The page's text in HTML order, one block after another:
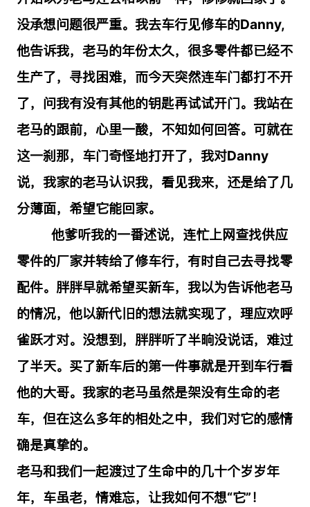
没承想问题很严重。我去车行见修车的Danny,
他告诉我，老马的年份太久，很多零件都已经不
生产了，寻找困难，而今天突然连车门都打不开
了，问我有没有其他的钥匙再试试开门。我站在
老马的跟前，心里一酸，不知如何回答。可就在
这一刹那，车门奇怪地打开了，我对Danny
说，我家的老马认识我，看见我来，还是给了几
分薄面，希望它能回家。
他爹听我的一番述说，连忙上网查找供应
零件的厂家并转给了修车行，有时自己去寻找零
配件。胖胖早就希望买新车，我以为告诉他老马
的情况，他以新代旧的想法就实现了，理应欢呼
雀跃才对。没想到，胖胖听了半晌没说话，难过
了半天。买了新车后的第一件事就是开到车行看
他的大哥。我家的老马虽然是架没有生命的老
车，但在这么多年的相处之中，我们对它的感情
确是真挚的。
老马和我们一起渡过了生命中的几十个岁岁年
年，车虽老，情难忘，让我如何不想“它”！